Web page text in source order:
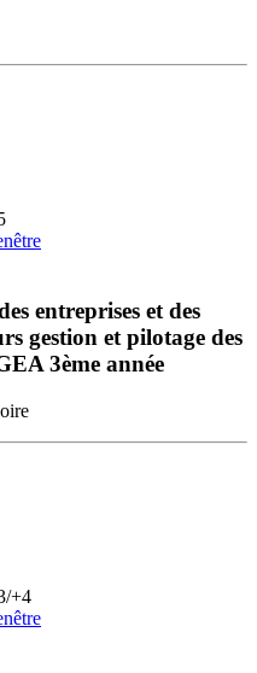
entreprises et des
gestion et pilotage des
3ème année
+4